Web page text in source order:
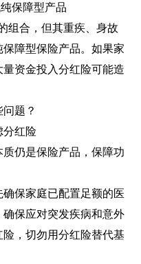
保障型产品
组合，但其重疾、身故
障型保险产品。如果家
资金投入分红险可能造
题？
分红险
仍是保险产品，保障功
保家庭已配置足额的医
保应对突发疾病和意外
，切勿用分红险替代基